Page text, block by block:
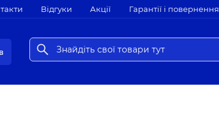
Відгуки Акції Гарантії і повернення